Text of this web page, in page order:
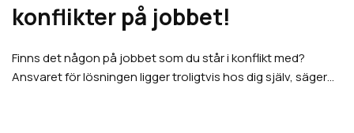
konflikter på jobbet!
Finns det någon på jobbet som du står i konflikt med?
Ansvaret för lösningen ligger troligtvis hos dig själv, säger…